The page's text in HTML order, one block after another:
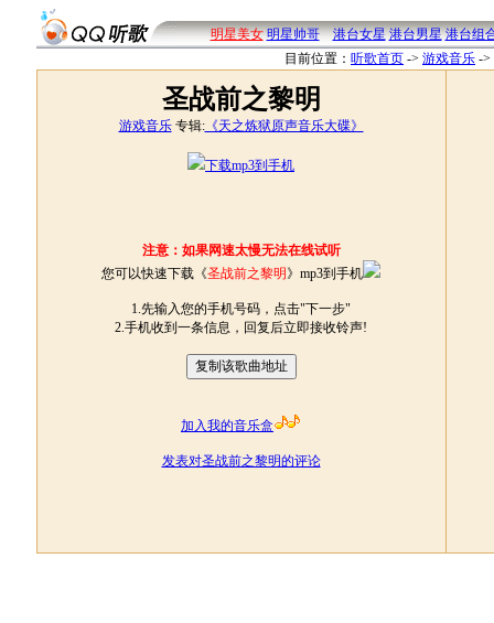
明星美女 明星帅哥 港台女星 港台男星 港台组
目前位置： 听歌首页 -> 游戏音乐 ->
圣战前之黎明
游戏音乐专辑:《天之炼狱原声音乐大碟》
下载mp3到手机
注意：如果网速太慢无法在线试听
您可以快速下载《圣战前之黎明 》mp3到手机
1.先输入您的手机号码，点击"下一步"
2.手机收到一条信息，回复后立即接收铃声!
加入我的音乐盒
发表对圣战前之黎明的评论